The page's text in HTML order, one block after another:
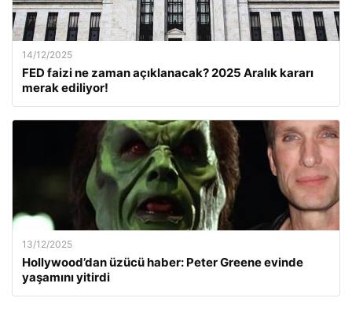
14/12/2025
FED faizi ne zaman açıklanacak? 2025 Aralık kararı
merak ediliyor!
13/12/2025
Hollywood’dan üzücü haber: Peter Greene evinde
yaşamını yitirdi